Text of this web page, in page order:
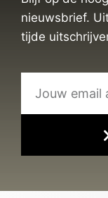
nieuwsbrief.
tijde